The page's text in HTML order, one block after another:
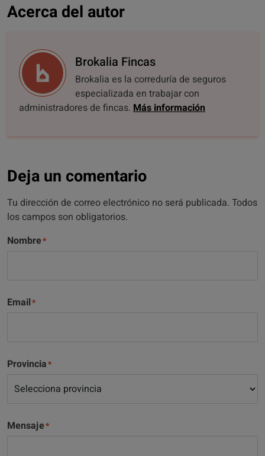
Acerca del autor
Brokalia Fincas
Brokalia es la correduría de seguros
especializada en trabajar con
administradores de fincas. Más información
Deja un comentario
Tu dirección de correo electrónico no será publicada. Todos
los campos son obligatorios.
Nombre
Email
Provincia
Mensaje